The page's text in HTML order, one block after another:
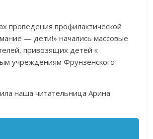
проведения профилактической
— дети!» начались массовые
привозящих детей к
учреждениям Фрунзенского
наша читательница Арина